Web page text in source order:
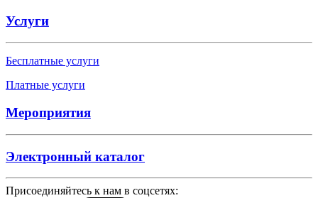
Услуги
Бесплатные услуги
Платные услуги
Мероприятия
Электронный каталог
Присоединяйтесь к нам в соцсетях: